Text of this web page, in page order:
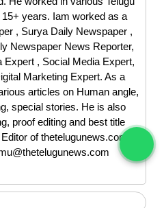
years. Iam worked as a
, Surya Daily Newspaper ,
Newspaper News Reporter,
Expert , Social Media Expert,
Marketing Expert. As a
articles on Human angle,
special stories. He is also
proof editing and best title
of thetelugunews.com |